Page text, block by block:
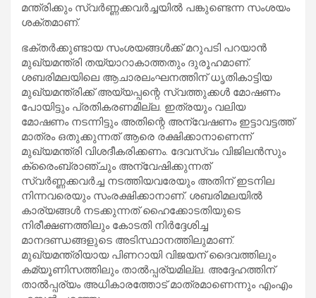
മന്ത്രിക്കും സ്വര്‍ണ്ണക്കവര്‍ച്ചയില്‍ പങ്കുണ്ടെന്ന സംശയം
ശക്തമാണ്.
ഭക്തര്‍ക്കുണ്ടായ സംശയങ്ങള്‍ക്ക് മറുപടി പറയാന്‍
മുഖ്യമന്ത്രി തയ്യാറാകാത്തതും ദുരൂഹമാണ്.
ശബരിമലയിലെ ആചാരലംഘനത്തിന് ധൃതികാട്ടിയ
മുഖ്യമന്ത്രിക്ക് അയ്യപ്പന്റെ സ്വത്തുക്കള്‍ മോഷണം
പോയിട്ടും പ്രതികരണമില്ല. ഇത്രയും വലിയ
മോഷണം നടന്നിട്ടും അതിന്റെ അന്വേഷണം ഇട്ടാവട്ടത്ത്
മാത്രം ഒതുക്കുന്നത് ആരെ രക്ഷിക്കാനാണെന്ന്
മുഖ്യമന്ത്രി വിശദീകരിക്കണം. ദേവസ്വം വിജിലന്‍സും
ക്രൈംബ്രാഞ്ചും അന്വേഷിക്കുന്നത്
സ്വര്‍ണ്ണക്കവര്‍ച്ച നടത്തിയവരേയും അതിന് ഇടനില
നിന്നവരെയും സംരക്ഷിക്കാനാണ്. ശബരിമലയില്‍
കാര്യങ്ങള്‍ നടക്കുന്നത് ഹൈക്കോടതിയുടെ
നിരീക്ഷണത്തിലും കോടതി നിര്‍ദ്ദേശിച്ച
മാനദണ്ഡങ്ങളുടെ അടിസ്ഥാനത്തിലുമാണ്.
മുഖ്യമന്ത്രിയായ പിണറായി വിജയന് ദൈവത്തിലും
കമ്യൂണിസത്തിലും താല്‍പ്പര്യമില്ല. അദ്ദേഹത്തിന്
താല്‍പ്പര്യം അധികാരത്തോട് മാത്രമാണെന്നും എംഎം